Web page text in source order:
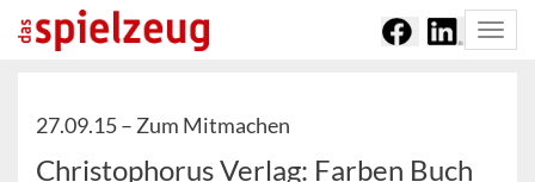
27.09.15 – Zum Mitmachen
Christophorus Verlag: Farben Buch